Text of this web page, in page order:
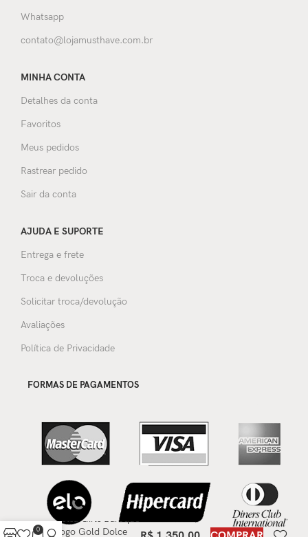
Whatsapp
contato@lojamusthave.com.br
MINHA CONTA
Detalhes da conta
Favoritos
Meus pedidos
Rastrear pedido
Sair da conta
AJUDA E SUPORTE
Entrega e frete
Troca e devoluções
Solicitar troca/devolução
Avaliações
Política de Privacidade
FORMAS DE PAGAMENTOS
Bolsa Girls Baroque
Logo Gold Dolce
0